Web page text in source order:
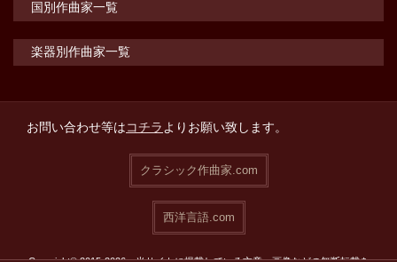
国別作曲家一覧
楽器別作曲家一覧
お問い合わせ等はコチラよりお願い致します。
クラシック作曲家.com
西洋言語.com